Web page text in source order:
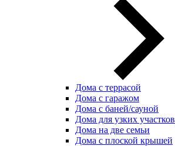
Дома с террасой
Дома с гаражом
Дома с баней/сауной
Дома для узких участков
Дома на две семьи
Дома с плоской крышей